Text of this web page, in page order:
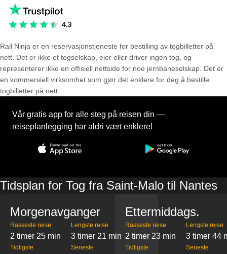
Rail Ninja er en reservasjons­tjeneste for bestilling av togbilletter på
nett. Det er ikke et togselskap, eier eller driver ingen tog, og
representerer ikke en offisiell nettside for noe jernbaneselskap. Det er
en kommersiell virksomhet som gjør det enklere for deg å bestille
togbilletter på nett.
Vår gratis app for alle steg på reisen din —
reiseplanlegging har aldri vært enklere!
Tidsplan for Tog fra Saint-Malo til Nantes
Morgenavganger
Raskeste reise
2 timer 25 min
Lengste reise
3 timer 21 min
Tidligste Seneste
Ettermiddags.
Raskeste reise
2 timer 23 min
Lengste reise
3 timer 44
Tidligste Seneste